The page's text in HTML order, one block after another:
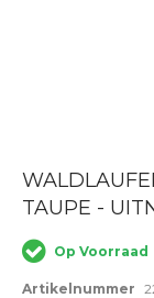
Ga
het
van
de
afbeeldingen-
TAUPE -
Op Voorraad
Artikelnummer